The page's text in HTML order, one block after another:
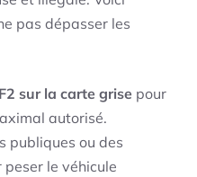
pas dépasser les
sur la carte grise pour
autorisé.
publiques ou des
le véhicule